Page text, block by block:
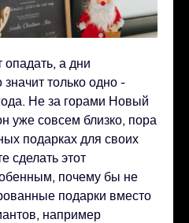
опадать, а дни
значит только одно -
Не за горами Новый
уже совсем близко, пора
подарках для своих
сделать этот
почему бы не
подарки вместо
например